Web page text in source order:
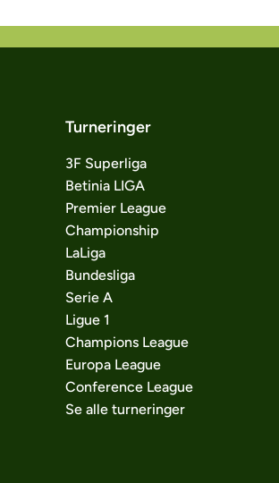
Turneringer
3F Superliga
Betinia LIGA
Premier League
Championship
LaLiga
Bundesliga
Serie A
Ligue 1
Champions League
Europa League
Conference League
Se alle turneringer